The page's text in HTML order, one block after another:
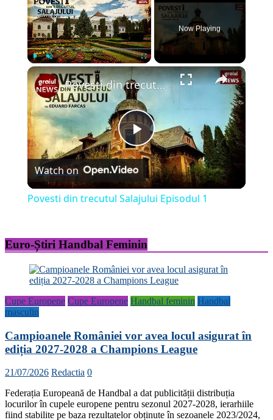
Play Unmute Fullscreen
Now Playing
×
Play
Video
Povesti din trecutul Salajului Episodul 1
Watch on
Povesti din trecutul Salajului Episodul 1
Euro-Știri Handbal Feminin
Cupe Europene Cupe Europene Handbal feminin Handbal
masculin
Campioanele României vor avea locul asigurat în
ediția 2027-2028 a Champions League
21/07/2026 Redactia 0
Federația Europeană de Handbal a dat publicității distribuția
locurilor în cupele europene pentru sezonul 2027-2028, ierarhiile
fiind stabilite pe baza rezultatelor obținute în sezoanele 2023/2024,